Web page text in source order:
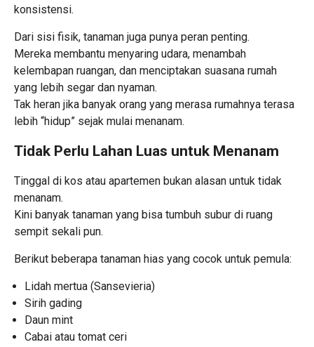
konsistensi.
Dari sisi fisik, tanaman juga punya peran penting.
Mereka membantu menyaring udara, menambah
kelembapan ruangan, dan menciptakan suasana rumah
yang lebih segar dan nyaman.
Tak heran jika banyak orang yang merasa rumahnya terasa
lebih “hidup” sejak mulai menanam.
Tidak Perlu Lahan Luas untuk Menanam
Tinggal di kos atau apartemen bukan alasan untuk tidak
menanam.
Kini banyak tanaman yang bisa tumbuh subur di ruang
sempit sekali pun.
Berikut beberapa tanaman hias yang cocok untuk pemula:
Lidah mertua (Sansevieria)
Sirih gading
Daun mint
Cabai atau tomat ceri